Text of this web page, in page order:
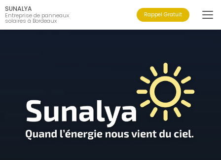
Aller
au
contenu
principal
SUNALYA
Entreprise de panneaux
solaires à Bordeaux
Rappel Gratuit